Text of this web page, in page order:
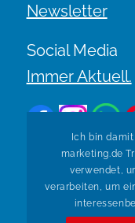
Newsletter
Social Media
Immer Aktuell.
Zurück zur
Ich bin
marketing.de
verwendet,
verarbeiten, um